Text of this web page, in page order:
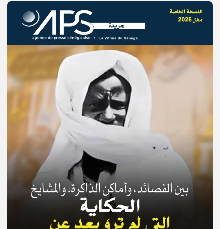
© Copyright 2025, APS